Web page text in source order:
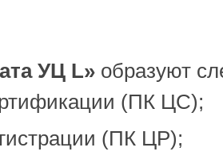
УЦ L» образуют
(ПК ЦС);
(ПК ЦР);